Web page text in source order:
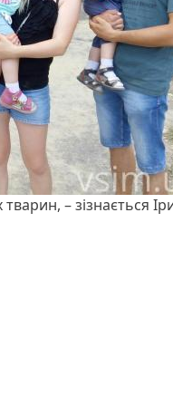
– зізнається